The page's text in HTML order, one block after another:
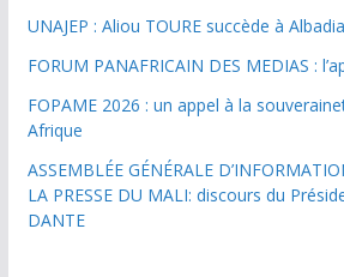
UNAJEP : Aliou TOURE succède à
FORUM PANAFRICAIN DES MEDIAS :
FOPAME 2026 : un appel à la
Afrique
ASSEMBLÉE GÉNÉRALE
LA PRESSE DU MALI: discours du
DANTE